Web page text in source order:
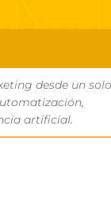
desde un
artificial.